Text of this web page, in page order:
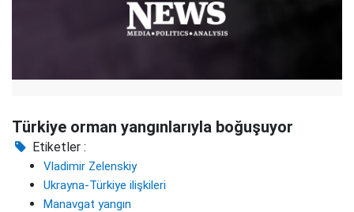
Türkiye orman yangınlarıyla boğuşuyor
Etiketler :
Vladimir Zelenskiy
Ukrayna-Türkiye ilişkileri
Manavgat yangın